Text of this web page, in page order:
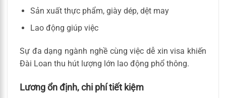
Sản xuất thực phẩm, giày dép, dệt may
Lao động giúp việc
Sự đa dạng ngành nghề cùng việc dễ xin visa khiến
Đài Loan thu hút lượng lớn lao động phổ thông.
Lương ổn định, chi phí tiết kiệm